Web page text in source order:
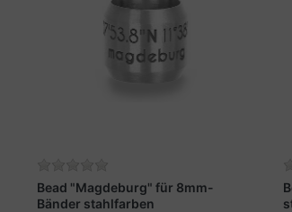
Bead "Magdeburg" für 8mm-
Bänder stahlfarben